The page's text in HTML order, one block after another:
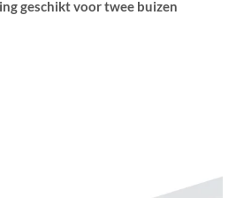
geschikt voor twee buizen